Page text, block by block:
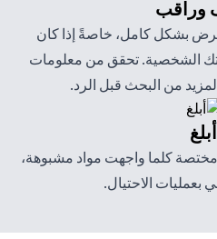
وراقب
بشكل كامل، خاصةً إذا كان
الشخصية. تحقق من معلومات
من البحث قبل الرد.
أبلغ
مختصة كلما واجهت مواد مشبوهة،
بعمليات الاحتيال.